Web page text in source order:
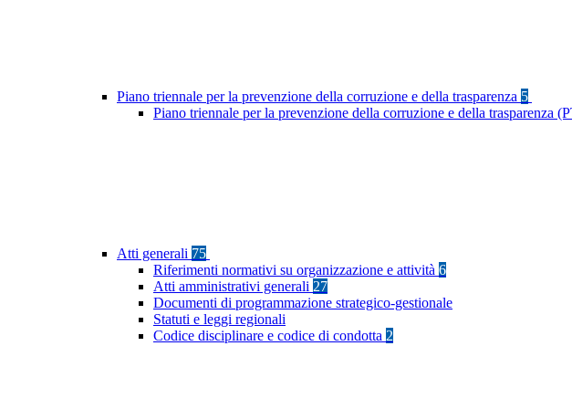
Piano triennale per la prevenzione della corruzione e della trasparenza 5
Piano triennale per la prevenzione della corruzione e della trasparenza
Atti generali 75
Riferimenti normativi su organizzazione e attività 6
Atti amministrativi generali 27
Documenti di programmazione strategico-gestionale
Statuti e leggi regionali
Codice disciplinare e codice di condotta 2